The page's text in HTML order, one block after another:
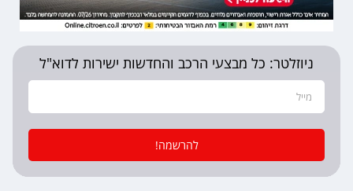
ניוזלטר: כל מבצעי הרכב והחדשות ישירות לדוא"ל
להרשמה!